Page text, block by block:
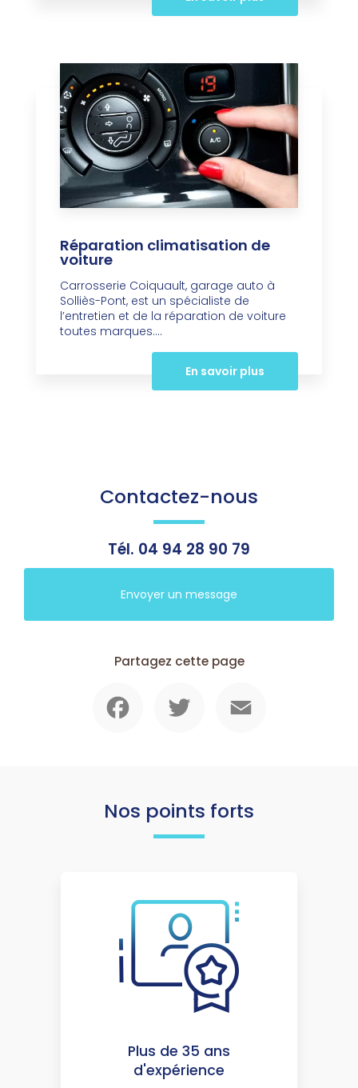
Réparation climatisation de
voiture
Carrosserie Coiquault, garage auto à
Solliès-Pont, est un spécialiste de
l’entretien et de la réparation de voiture
toutes marques....
En savoir plus
Contactez-nous
Tél. 04 94 28 90 79
Envoyer un message
Partagez cette page
Nos points forts
Plus de 35 ans
d'expérience